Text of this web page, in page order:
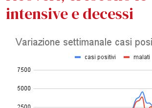
intensive e decessi